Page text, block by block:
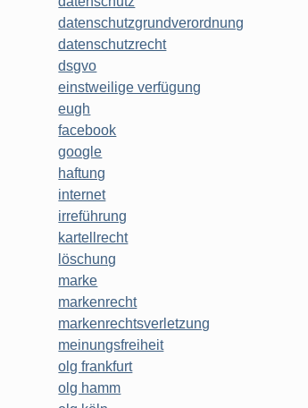
datenschutzgrundverordnung
datenschutzrecht
dsgvo
einstweilige verfügung
eugh
facebook
google
haftung
internet
irreführung
kartellrecht
löschung
marke
markenrecht
markenrechtsverletzung
meinungsfreiheit
olg frankfurt
olg hamm